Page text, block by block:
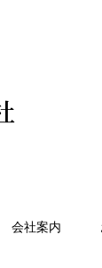
会社案内